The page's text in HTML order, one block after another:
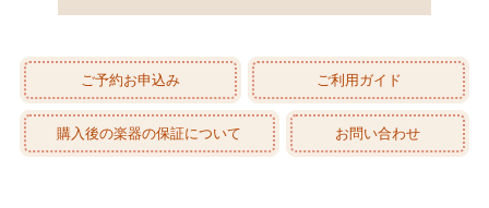
ご予約お申込み ご利用ガイド
購入後の楽器の保証について お問い合わせ